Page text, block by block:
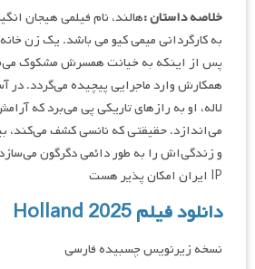
خلاصه داستان :
به کارگردانی میمی کیو می باشد. یک زن
پس از اینکه به خیانت همسرش مشکوک
همکارش وارد ماجرایی پیچیده می‌گردد. در
لاله، او به رازهای تاریکی پی می‌برد که
می‌اندازد. حقیقتی که نانسی کشف
و زندگی‌اش را به طور دائمی دگرگون
IP ایران امکان پذیر هست
دانلود فیلم Holland 2025
نسخه زیرنویس چسبیده فارسی